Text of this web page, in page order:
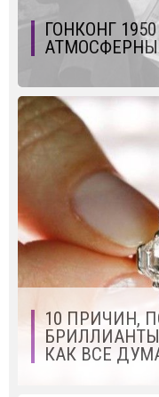
ГОНКОНГ
10 ПРИЧИН,
КАК ВСЕ